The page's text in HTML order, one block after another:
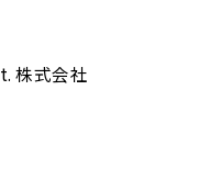
株式会社